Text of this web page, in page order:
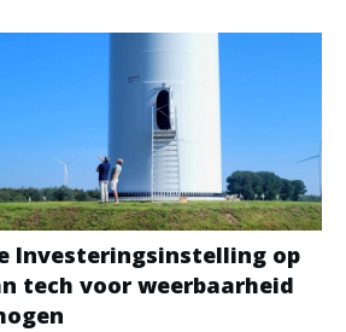
Investeringsinstelling op
tech voor weerbaarheid